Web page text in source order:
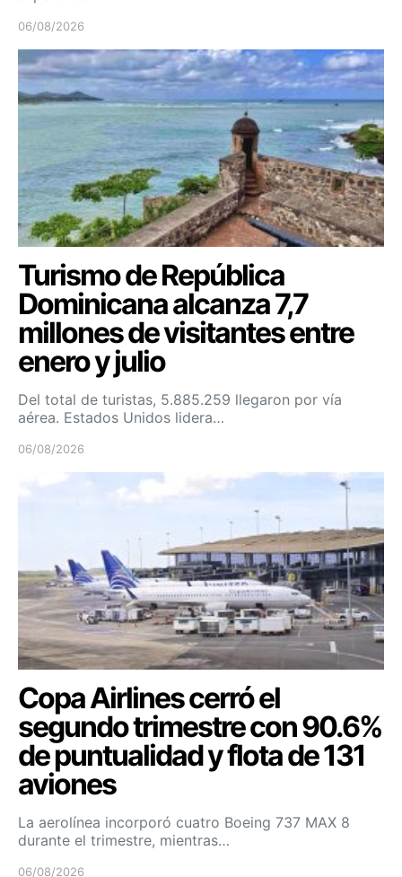
06/08/2026
Turismo de República
Dominicana alcanza 7,7
millones de visitantes entre
enero y julio
Del total de turistas, 5.885.259 llegaron por vía
aérea. Estados Unidos lidera…
06/08/2026
Copa Airlines cerró el
segundo trimestre con 90.6%
de puntualidad y flota de 131
aviones
La aerolínea incorporó cuatro Boeing 737 MAX 8
durante el trimestre, mientras…
06/08/2026